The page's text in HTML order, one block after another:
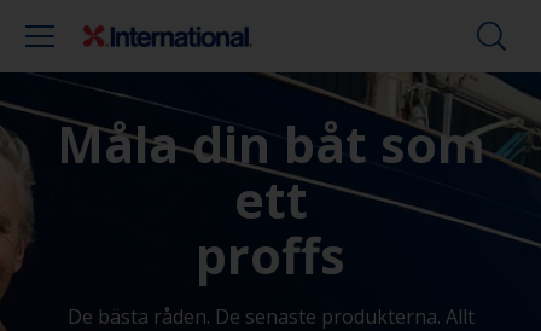
Måla din båt som
ett
proffs
De bästa råden. De senaste produkterna. Allt